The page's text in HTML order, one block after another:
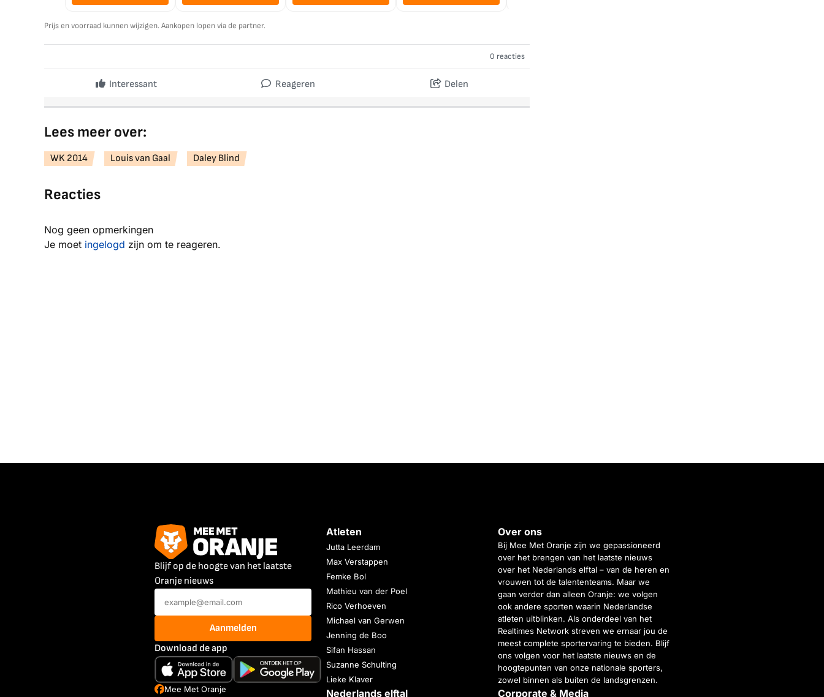
Prijs en voorraad kunnen wijzigen. Aankopen lopen via de partner.
0 reacties
Interessant Reageren Delen
Lees meer over:
WK 2014 Louis van Gaal Daley Blind
Reacties
Nog geen opmerkingen
Je moet ingelogd zijn om te reageren.
Blijf op de hoogte van het laatste
Oranje nieuws
Aanmelden
Download de app
Mee Met Oranje
Atleten
Jutta Leerdam
Max Verstappen
Femke Bol
Mathieu van der Poel
Rico Verhoeven
Michael van Gerwen
Jenning de Boo
Sifan Hassan
Suzanne Schulting
Lieke Klaver
Nederlands elftal
Over ons
Bij Mee Met Oranje zijn we gepassioneerd
over het brengen van het laatste nieuws
over het Nederlands elftal – van de heren en
vrouwen tot de talententeams. Maar we
gaan verder dan alleen Oranje: we volgen
ook andere sporten waarin Nederlandse
atleten uitblinken. Als onderdeel van het
Realtimes Network streven we ernaar jou de
meest complete sportervaring te bieden. Blijf
ons volgen voor het laatste nieuws en de
hoogtepunten van onze nationale sporters,
zowel binnen als buiten de landsgrenzen.
Corporate & Media